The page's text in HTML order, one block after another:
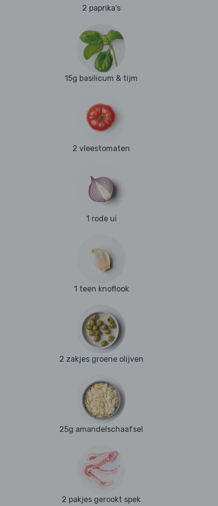
2 paprika's
15g basilicum & tijm
2 vleestomaten
1 rode ui
1 teen knoflook
2 zakjes groene olijven
25g amandelschaafsel
2 pakjes gerookt spek